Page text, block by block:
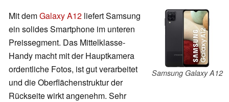
Samsung Galaxy A12
Mit demGalaxy A12 liefert Samsung
ein solides Smartphone im unteren
Preissegment. Das Mittelklasse-
Handy macht mit der Hauptkamera
ordentliche Fotos, ist gut verarbeitet
und die Oberflächenstruktur der
Rückseite wirkt angenehm. Sehr